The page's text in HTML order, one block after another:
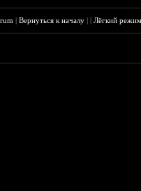
|Вернуться к началу ||Лёгкий